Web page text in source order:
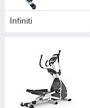
Infiniti